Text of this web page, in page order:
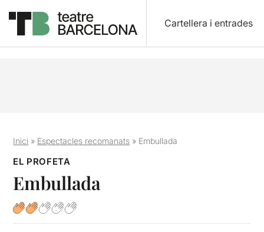
Cartellera i entrades
Inici » Espectacles recomanats » Embullada
EL PROFETA
Embullada